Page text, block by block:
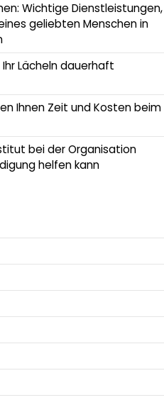
Wichtige Dienstleistungen,
geliebten Menschen in
Lächeln dauerhaft
Ihnen Zeit und Kosten beim
bei der Organisation
helfen kann